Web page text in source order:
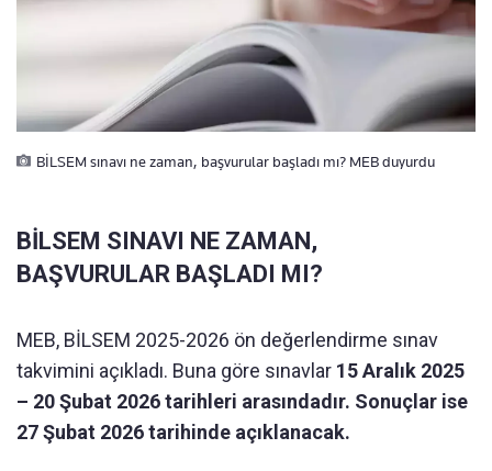
BİLSEM sınavı ne zaman, başvurular başladı mı? MEB duyurdu
BİLSEM SINAVI NE ZAMAN,
BAŞVURULAR BAŞLADI MI?
MEB, BİLSEM 2025-2026 ön değerlendirme sınav
takvimini açıkladı. Buna göre sınavlar 15 Aralık 2025
– 20 Şubat 2026 tarihleri arasındadır. Sonuçlar ise
27 Şubat 2026 tarihinde açıklanacak.